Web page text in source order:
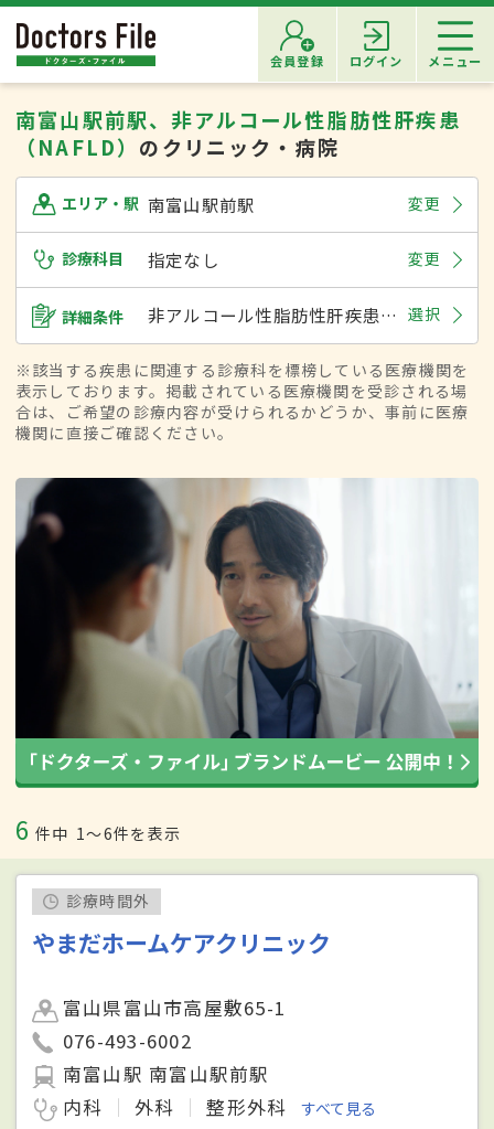
会員登録 ログイン メニュー
南富山駅前駅、非アルコール性脂肪性肝疾患
（NAFLD） のクリニック・病院
エリア・駅 南富山駅前駅 変更
診療科目 指定なし 変更
詳細条件 非アルコール性脂肪性肝疾患（NAFLD） 選択
※該当する疾患に関連する診療科を標榜している医療機関を
表示しております。掲載されている医療機関を受診される場
合は、ご希望の診療内容が受けられるかどうか、事前に医療
機関に直接ご確認ください。
6 件中 1〜6件を表示
診療時間外
やまだホームケアクリニック
富山県富山市高屋敷65-1
076-493-6002
南富山駅 南富山駅前駅
内科
外科 整形外科 すべて見る